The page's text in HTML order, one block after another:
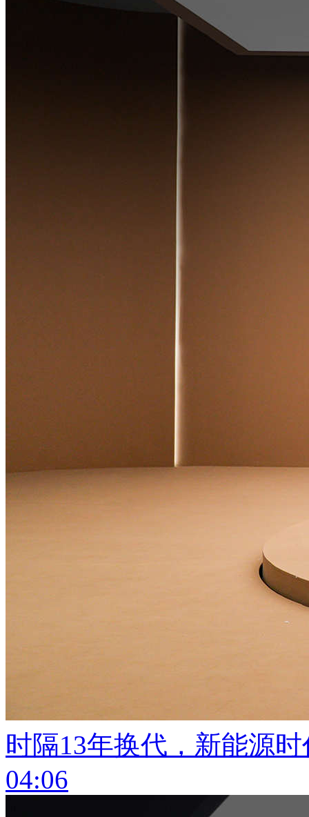
时隔13年换代，新能源
04:06